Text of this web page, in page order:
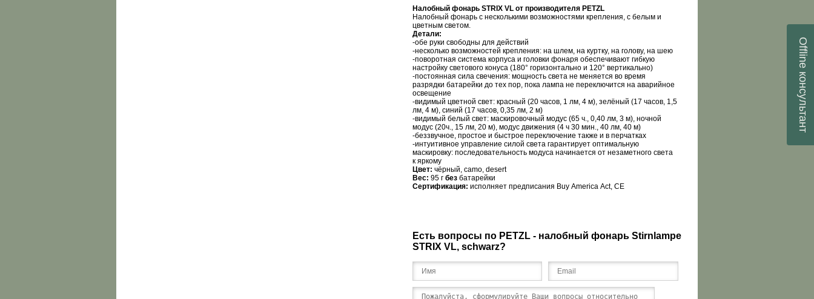
Налобный фонарьSTRIX VL от производителя PETZL
Налобный фонарь с несколькими возможностями крепления, с белым и
цветным светом.
Детали:
-обе руки свободны для действий
-несколько возможностей крепления: на шлем, на куртку, на голову, на шею
-поворотная система корпуса и головки фонаря обеспечивают гибкую
настройку светового конуса(180° горизонтально и 120° вертикально)
-постоянная сила свечения: мощность света не меняется во время
разрядки батарейки до тех пор, пока лампа не переключится на аварийное
освещение
-видимый цветной свет: красный (20 часов, 1 лм, 4 м), зелёный (17 часов, 1,5
лм, 4 м), синий (17 часов, 0,35 лм, 2 м)
-видимый белый свет: маскировочный модус (65 ч., 0,40 лм, 3 м), ночной
модус (20ч., 15 лм, 20 м), модус движения (4 ч 30 мин., 40 лм, 40 м)
-беззвучное, простое и быстрое переключение также и в перчатках
-интуитивное управление силой света гарантирует оптимальную
маскировку: последовательность модуса начинается от незаметного света
к яркому
Цвет: чёрный,camo,desert
Вес: 95 гбез батарейки
Сертификация: исполняет предписания Buy America Act,CE
Есть вопросы по PETZL - налобный фонарь Stirnlampe
STRIX VL, schwarz?
Offline
консультант